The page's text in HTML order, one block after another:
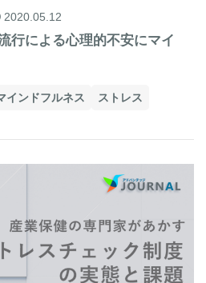
2020.05.12
行による心理的不安にマイ
インドフルネス ストレス